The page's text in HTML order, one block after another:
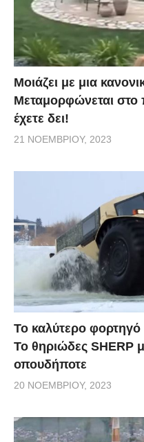
Μοιάζει με μια
Μεταμορφώνεται
έχετε δει!
21 ΝΟΕΜΒΡΊΟΥ, 2023
Το καλύτερο φορτηγό
Το θηριώδες SHERP
οπουδήποτε
20 ΝΟΕΜΒΡΊΟΥ, 2023